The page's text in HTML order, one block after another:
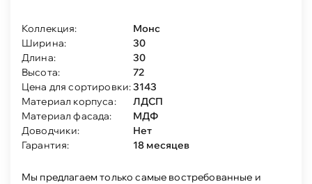
Коллекция:
Монс
Ширина:
30
Длина:
30
Высота:
72
Цена для сортировки:3143
Материал корпуса:
ЛДСП
Материал фасада:
МДФ
Доводчики:
Нет
Гарантия:
18 месяцев
Мы предлагаем только самые востребованные и